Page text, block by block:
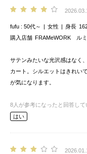
fufu 50代～ 女性 身長
購入店舗 FRAMeWORK ル
サテンみたいな光沢感はなく
カート。シルエットはきれい
が気になります。
8 人が参考になったと回答して
はい